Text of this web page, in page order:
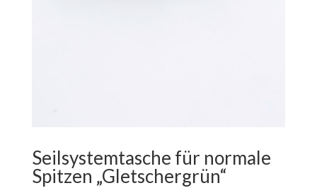
Seilsystemtasche für normale
Spitzen „Gletschergrün“